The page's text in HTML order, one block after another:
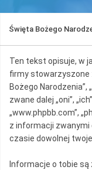
Święta Bożego
Ten tekst opisuje, w
firmy stowarzyszone
Bożego
zwane dalej „oni”,
„www.phpbb.com”,
z informacji zwanymi
czasie dowolnej
Informacje o tobie są